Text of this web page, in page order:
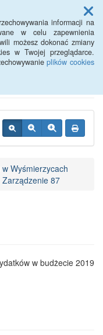
informacji na
w celu zapewnienia
możesz dokonać zmiany
w Twojej przeglądarce.
plików cookies
Menu
Wyśmierzycach
Zarządzenie 87
w budżecie 2019